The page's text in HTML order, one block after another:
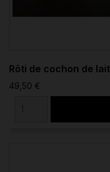
Rôti de cochon de lait
49,50 €